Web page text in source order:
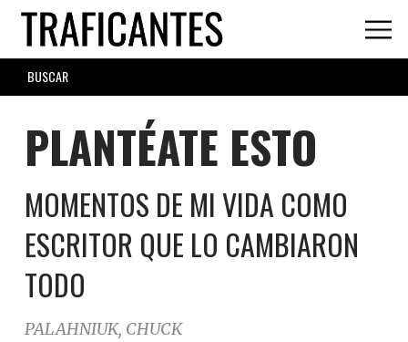
Skip
main
content
SEARCH
FORM
PLANTÉATE ESTO
MOMENTOS DE MI VIDA COMO
ESCRITOR QUE LO CAMBIARON
TODO
PALAHNIUK, CHUCK